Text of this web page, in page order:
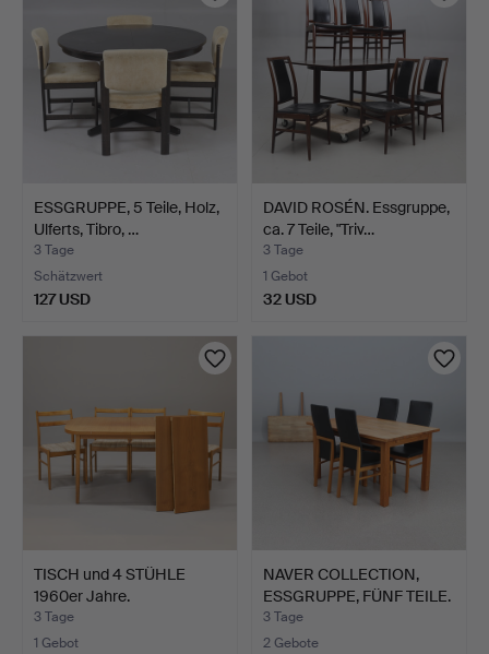
ESSGRUPPE, 5 Teile, Holz,
Ulferts, Tibro, …
3 Tage
Schätzwert
127 USD
DAVID ROSÉN. Essgruppe,
ca. 7 Teile, "Triv…
3 Tage
1 Gebot
32 USD
TISCH und 4 STÜHLE
1960er Jahre.
3 Tage
1 Gebot
NAVER COLLECTION,
ESSGRUPPE, FÜNF TEILE.
E…
3 Tage
2 Gebote